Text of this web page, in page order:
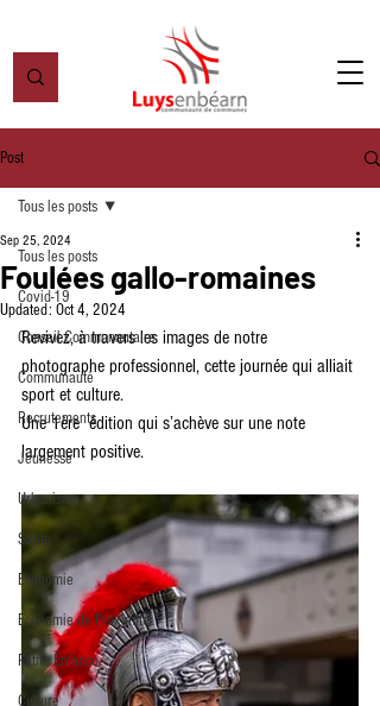
Post
Tous les posts
Covid-19
Conseil Communautaire
Communauté
Recrutements
Jeunesse
Urbanisme
Santé
Economie
Economie de Proximité
Petite Enfance
Culture
Tous les posts
Foulées gallo-romaines
Sep 25, 2024
Updated: Oct 4, 2024
Revivez, à travers les images de notre
photographe professionnel, cette journée qui alliait
sport et culture.
Une 1ère  édition qui s’achève sur une note
largement positive.